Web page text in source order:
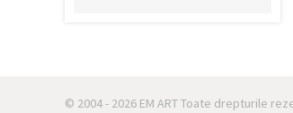
© 2004 - 2026 EM ART Toate drepturile